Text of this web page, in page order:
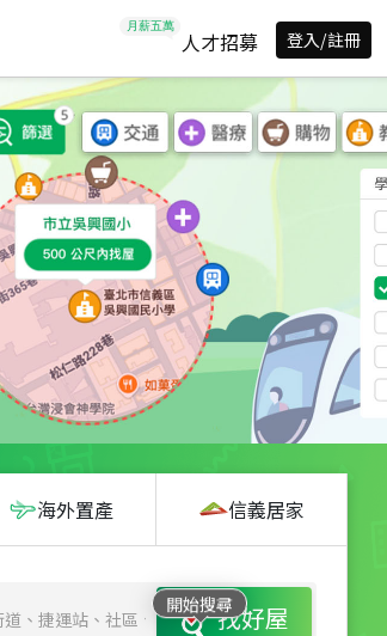
人才招募 登入/註冊
海外置產 信義居家
開始搜尋
找好屋